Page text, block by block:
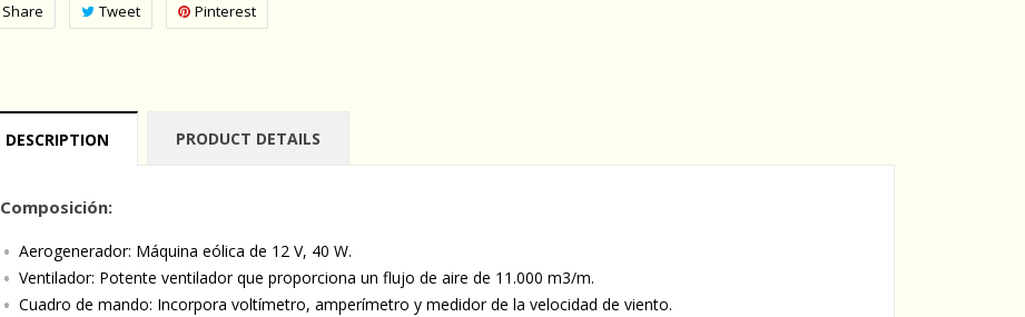
Share Tweet Pinterest
DESCRIPTION PRODUCT DETAILS
Composición:
Aerogenerador: Máquina eólica de 12 V, 40 W.
Ventilador: Potente ventilador que proporciona un flujo de aire de 11.000 m3/m.
Cuadro de mando: Incorpora voltímetro, amperímetro y medidor de la velocidad de viento.